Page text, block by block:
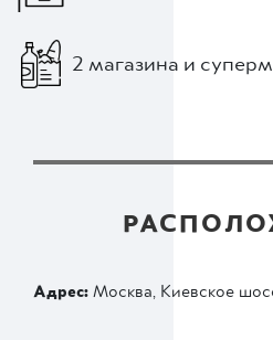
2 магазина и
Адрес: Москва, Киевское